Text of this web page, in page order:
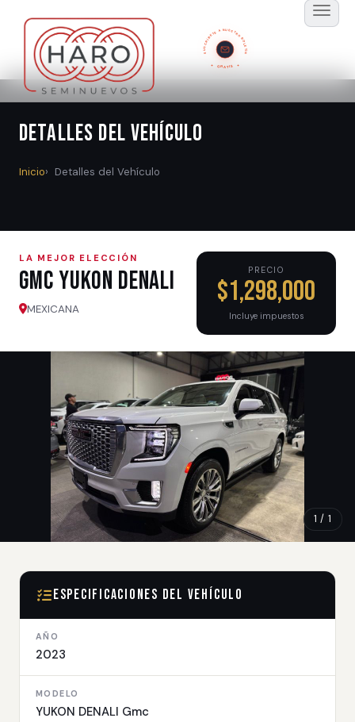
SUSCRÍBETE A NUESTRO BOLETÍN
GRATIS
Detalles del Vehículo
Inicio Detalles del Vehículo
LA MEJOR ELECCIÓN
Gmc YUKON DENALI
MEXICANA
PRECIO
$1,298,000
Incluye impuestos
1 / 1
Especificaciones del Vehículo
AÑO
2023
MODELO
YUKON DENALI Gmc